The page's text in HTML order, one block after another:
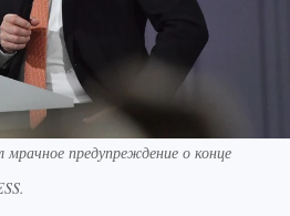
мрачное предупреждение о конце